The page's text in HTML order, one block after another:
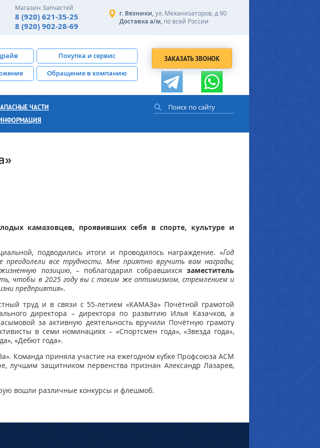
Магазин Запчастей
8 (920) 621-35-25
8 (920) 902-28-69
г. Вязники,ул. Механизаторов, д 90
Доставка а/м, по всей России
ЗАКАЗАТЬ ЗВОНОК
Покупка и сервис
Обращение в компанию
ЧАСТИ
камазовцев, проявивших себя в спорте, культуре и
подводились итоги и проводилось награждение. «Год
все трудности. Мне приятно вручить вам награды,
позицию, – поблагодарил собравшихся заместитель
чтобы в 2025 году вы с таким же оптимизмом, стремлением и
предприятия».
труд и в связи с 55-летием «КАМАЗа» Почётной грамотой
директора – директора по развитию Илья Казачков, а
за активную деятельность вручили Почётную грамоту
в семи номинациях – «Спортсмен года»,«Звезда года»,
«Дебют года».
Команда приняла участие на ежегодном кубке Профсоюза АСМ
лучшим защитником первенства признан Александр Лазарев,
вошли различные конкурсы и флешмоб.